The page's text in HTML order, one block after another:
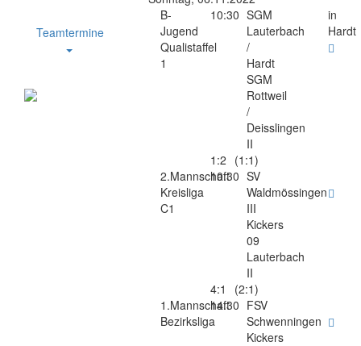
Teamtermine
B-
Jugend
Qualistaffel
1
10:30 SGM
Lauterbach
/
Hardt
SGM
Rottweil
/
Deisslingen
II
1:2 (1:1)
in
Hardt
2.Mannschaft
Kreisliga
C1
10:30 SV
Waldmössingen
III
Kickers
09
Lauterbach
II
4:1
(2:1)
1.Mannschaft
Bezirksliga
14:30 FSV
Schwenningen
Kickers